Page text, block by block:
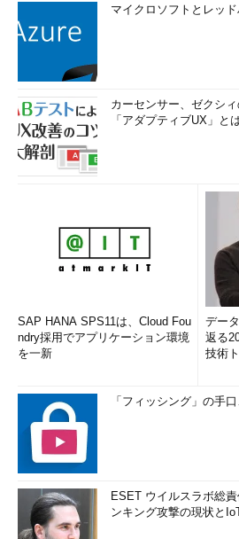
マイクロソフトとレッ
カーセンサー、ゼクシ
「アダプティブUX」と
SAP HANA SPS11は、Cloud Fou
ndry採用でアプリケーション環境
を一新
デー
返る
技術
「フィッシング」の手
ESET ウイルスラボ総
ンキング攻撃の現状と